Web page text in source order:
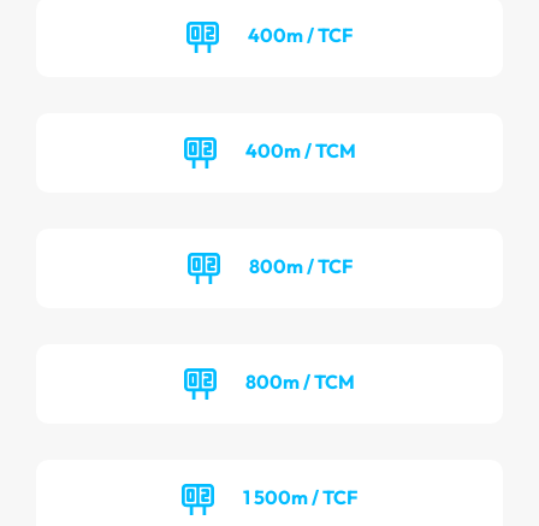
400m / TCF
400m / TCM
800m / TCF
800m / TCM
1 500m / TCF